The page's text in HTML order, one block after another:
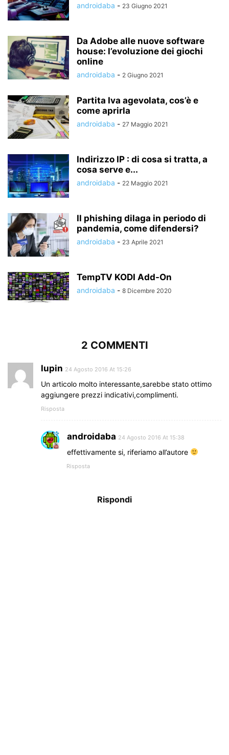
androidaba - 23 Giugno 2021
Da Adobe alle nuove software
house: l’evoluzione dei giochi
online
androidaba - 2 Giugno 2021
Partita Iva agevolata, cos’è e
come aprirla
androidaba - 27 Maggio 2021
Indirizzo IP : di cosa si tratta, a
cosa serve e...
androidaba - 22 Maggio 2021
Il phishing dilaga in periodo di
pandemia, come difendersi?
androidaba - 23 Aprile 2021
TempTV KODI Add-On
androidaba - 8 Dicembre 2020
2 COMMENTI
lupin 24 Agosto 2016 At 15:26
Un articolo molto interessante,sarebbe stato ottimo
aggiungere prezzi indicativi,complimenti.
Risposta
androidaba 24 Agosto 2016 At 15:38
effettivamente si, riferiamo all’autore
Risposta
Rispondi